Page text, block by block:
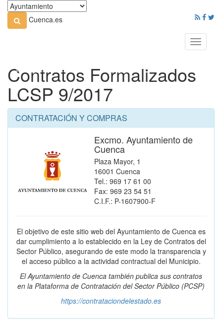
Cuenca.es
Toggle
Contratos Formalizados
LCSP 9/2017
CONTRATACIÓN Y COMPRAS
Excmo. Ayuntamiento de
Cuenca
Plaza Mayor, 1
16001 Cuenca
Tel.: 969 17 61 00
Fax: 969 23 54 51
C.I.F.: P-1607900-F
El objetivo de este sitio web del Ayuntamiento de Cuenca es
dar cumplimiento a lo establecido en la Ley de Contratos del
Sector Público, asegurando de este modo la transparencia y
el acceso público a la actividad contractual del Municipio.
El Ayuntamiento de Cuenca también publica sus contratos
en la Plataforma de Contratación del Sector Público (PCSP)
https://contrataciondelestado.es